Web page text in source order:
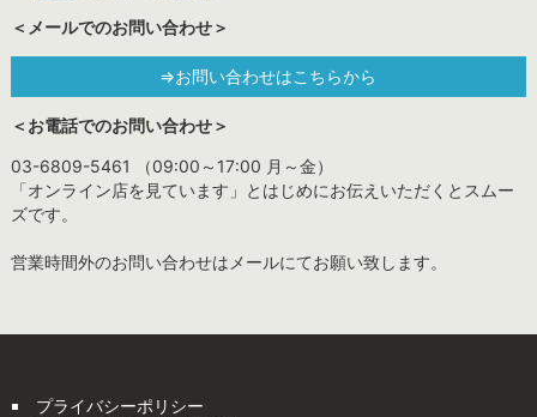
＜メールでのお問い合わせ＞
⇒お問い合わせはこちらから
＜お電話でのお問い合わせ＞
03-6809-5461 （09:00～17:00 月～金）
「オンライン店を見ています」とはじめにお伝えいただくとスムー
ズです。
営業時間外のお問い合わせはメールにてお願い致します。
プライバシーポリシー